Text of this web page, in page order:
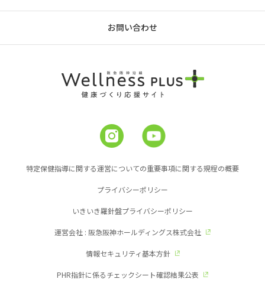
お問い合わせ
特定保健指導に関する運営についての重要事項に関する規程の概要
プライバシーポリシー
いきいき羅針盤プライバシーポリシー
運営会社 : 阪急阪神ホールディングス株式会社
情報セキュリティ基本方針
PHR指針に係るチェックシート確認結果公表